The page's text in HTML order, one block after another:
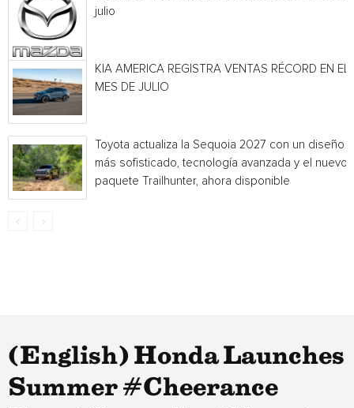
julio
KIA AMERICA REGISTRA VENTAS RÉCORD EN EL
MES DE JULIO
Toyota actualiza la Sequoia 2027 con un diseño
más sofisticado, tecnología avanzada y el nuevo
paquete Trailhunter, ahora disponible
(English) Honda Launches
Summer #Cheerance